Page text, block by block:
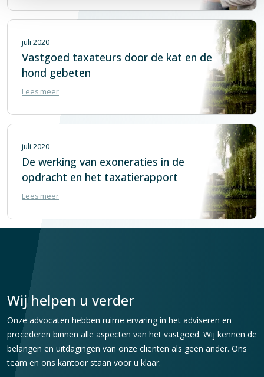
juli 2020
Vastgoed taxateurs door de kat en de
hond gebeten
Lees meer
juli 2020
De werking van exoneraties in de
opdracht en het taxatierapport
Lees meer
Wij helpen u verder
Onze advocaten hebben ruime ervaring in het adviseren en
procederen binnen alle aspecten van het vastgoed. Wij kennen de
belangen en uitdagingen van onze cliënten als geen ander. Ons
team en ons kantoor staan voor u klaar.